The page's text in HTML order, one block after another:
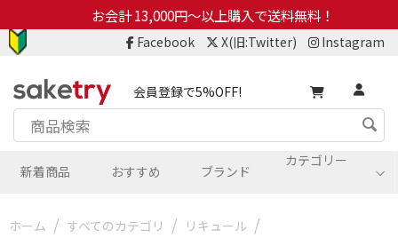
お会計 13,000円～以上購入で送料無料！
Facebook X(旧:Twitter) Instagram
会員登録で5%OFF!
カテゴリー
新着商品 おすすめ ブランド
ホーム / すべてのカテゴリ / リキュール /